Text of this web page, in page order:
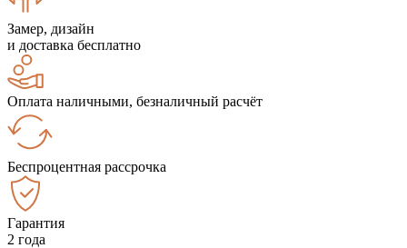
Замер, дизайн
и доставка бесплатно
Оплата наличными, безналичный расчёт
Беспроцентная рассрочка
Гарантия
2 года